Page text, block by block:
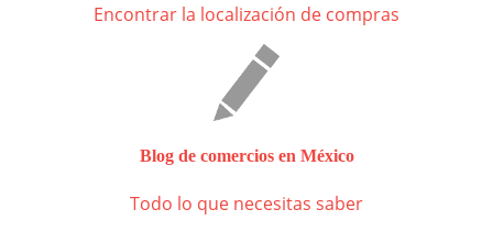
Encontrar la localización de compras
Blog de comercios en México
Todo lo que necesitas saber